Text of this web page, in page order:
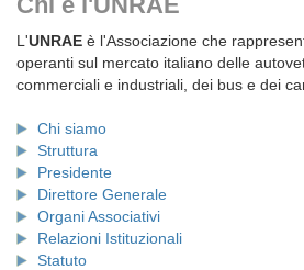
L'UNRAE è l'Associazione che
operanti sul mercato italiano delle
commerciali e industriali, dei bus e dei
Chi siamo
Struttura
Presidente
Direttore Generale
Organi Associativi
Relazioni Istituzionali
Statuto